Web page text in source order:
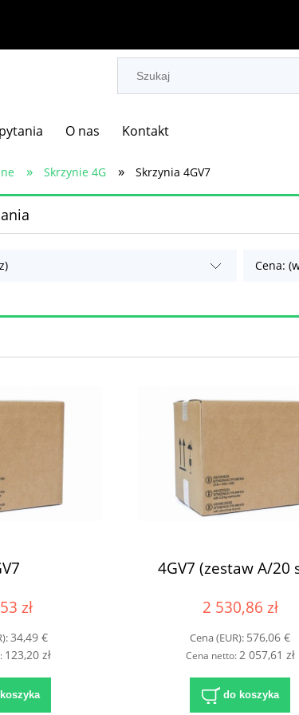
O nas Kontakt
» Skrzynie 4G » Skrzynia 4GV7
Cena:
zł
34,49 €
123,20 zł
4GV7 (zestaw A/20
2 530,86 zł
Cena (EUR): 576,06 €
Cena netto:2 057,61 zł
do koszyka